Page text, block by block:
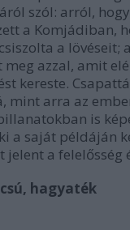
szól: arról,
a Komjádiban,
a lövéseit;
meg azzal, amit
kereste.
mint arra az
is
a saját példáján
jelent a felelősség
hagyaték